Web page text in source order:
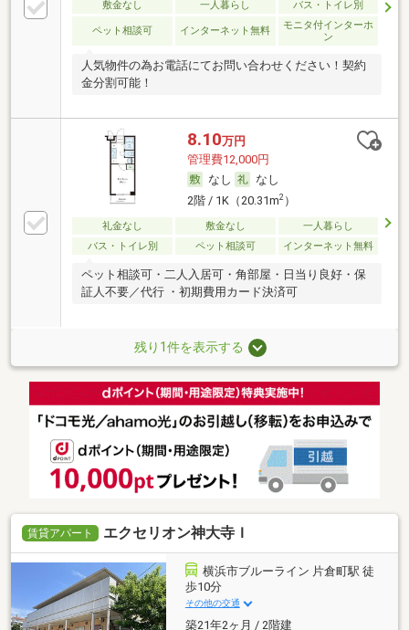
敷金なし 一人暮らし バス・トイレ別
ペット相談可 インターネット無料
モニタ付インターホ
ン
人気物件の為お電話にてお問い合わせください！契約
金分割可能！
8.10万円
管理費12,000円
なし
なし
2階 / 1K（20.31m2）
礼金なし 敷金なし
一人暮らし
バス・トイレ別
ペット相談可 インターネット無料
ペット相談可・二人入居可・角部屋・日当り良好・保
証人不要／代行 ・初期費用カード決済可
残り1件を表示する
賃貸アパート エクセリオン神大寺Ｉ
横浜市ブルーライン 片倉町駅 徒
歩10分
その他の交通
築21年2ヶ月 / 2階建